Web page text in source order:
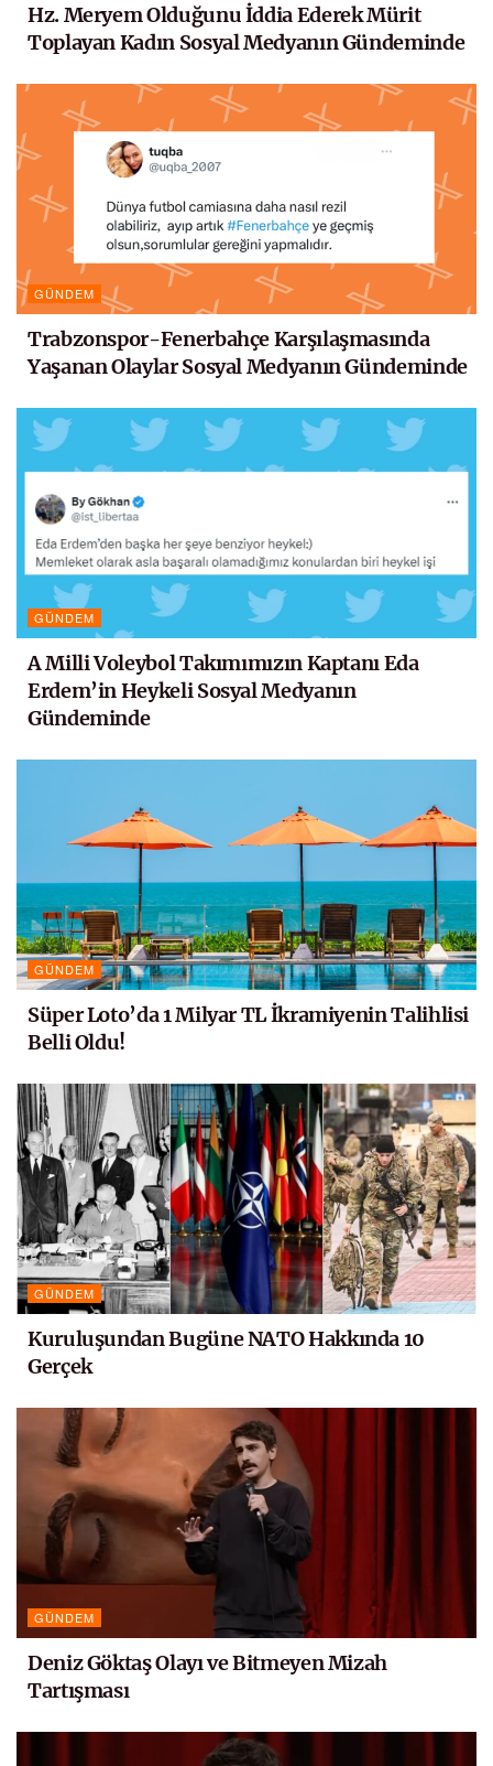
Hz. Meryem Olduğunu İddia Ederek Mürit
Toplayan Kadın Sosyal Medyanın Gündeminde
GÜNDEM
Trabzonspor-Fenerbahçe Karşılaşmasında
Yaşanan Olaylar Sosyal Medyanın Gündeminde
GÜNDEM
A Milli Voleybol Takımımızın Kaptanı Eda
Erdem’in Heykeli Sosyal Medyanın
Gündeminde
GÜNDEM
Süper Loto’da 1 Milyar TL İkramiyenin Talihlisi
Belli Oldu!
GÜNDEM
Kuruluşundan Bugüne NATO Hakkında 10
Gerçek
GÜNDEM
Deniz Göktaş Olayı ve Bitmeyen Mizah
Tartışması